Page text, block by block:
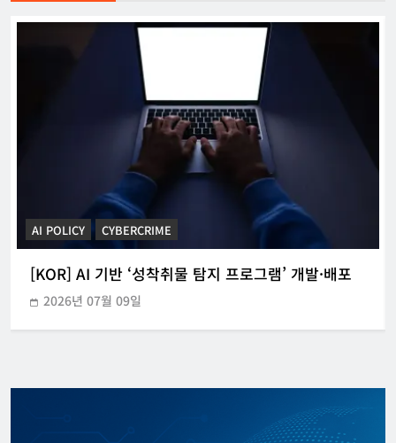
AI POLICY CYBERCRIME
[KOR] AI 기반 ‘성착취물 탐지 프로그램’ 개발·배포
2026년 07월 09일